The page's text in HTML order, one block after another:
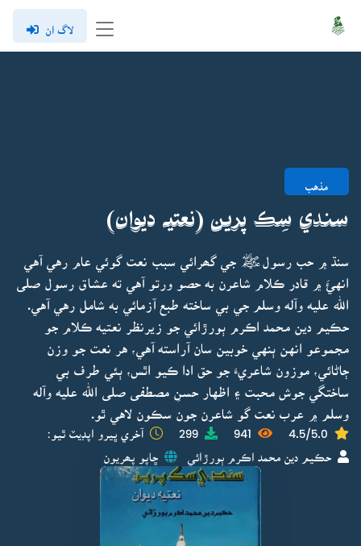
لاگ ان
مذهب
سندي سِڪ پرين (نعتيہ ديوان)
سنڌ ۾ حب رسولﷺ جي گھرائي سبب نعت گوئي عام رهي آهي
انهئَ ۾ قادر ڪلام شاعرن به حصو ورتو آهي ته عشاق رسول صلى
الله عليه وآله وسلم جي بي ساخته طبع آزمائي به شامل رهي آهي.
حڪيم دين محمد اڪرم ٻورڙائي جو زيرنظر نعتيه ڪلام جو
مجموعو انهن ٻنهي خوبين سان آراسته آهي، هر نعت جو وزن
ڄاڻائي، موزون شاعريءَ جو حق ادا ڪيو اٿس، ٻئي طرف بي
ساختگي جوش محبت ۽ اظهار حسنِ مصطفى صلى الله عليه وآله
وسلم ۾ عرب نعت گو شاعرن جون سڪون لاهي ٿو.
4.5/5.0
941
299 آخري ڀيرو اپڊيٽ ٿيو:
حڪيم دين محمد اڪرم ٻورڙائي ڇاپو پھريون